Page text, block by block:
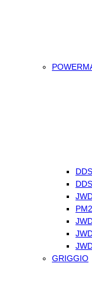
GRIGGIO